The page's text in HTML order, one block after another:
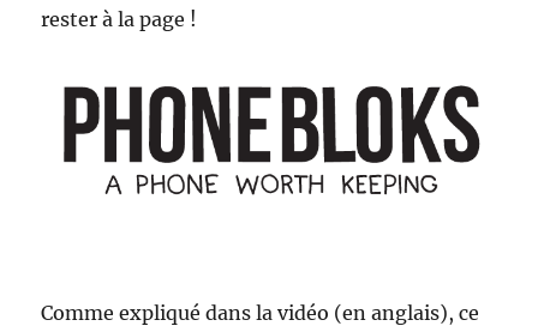
rester à la page !
Comme expliqué dans la vidéo (en anglais), ce